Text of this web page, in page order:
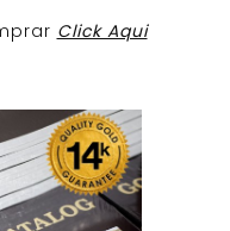
Click Aqui